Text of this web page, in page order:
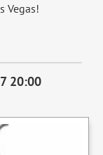
Vegas!
20:00